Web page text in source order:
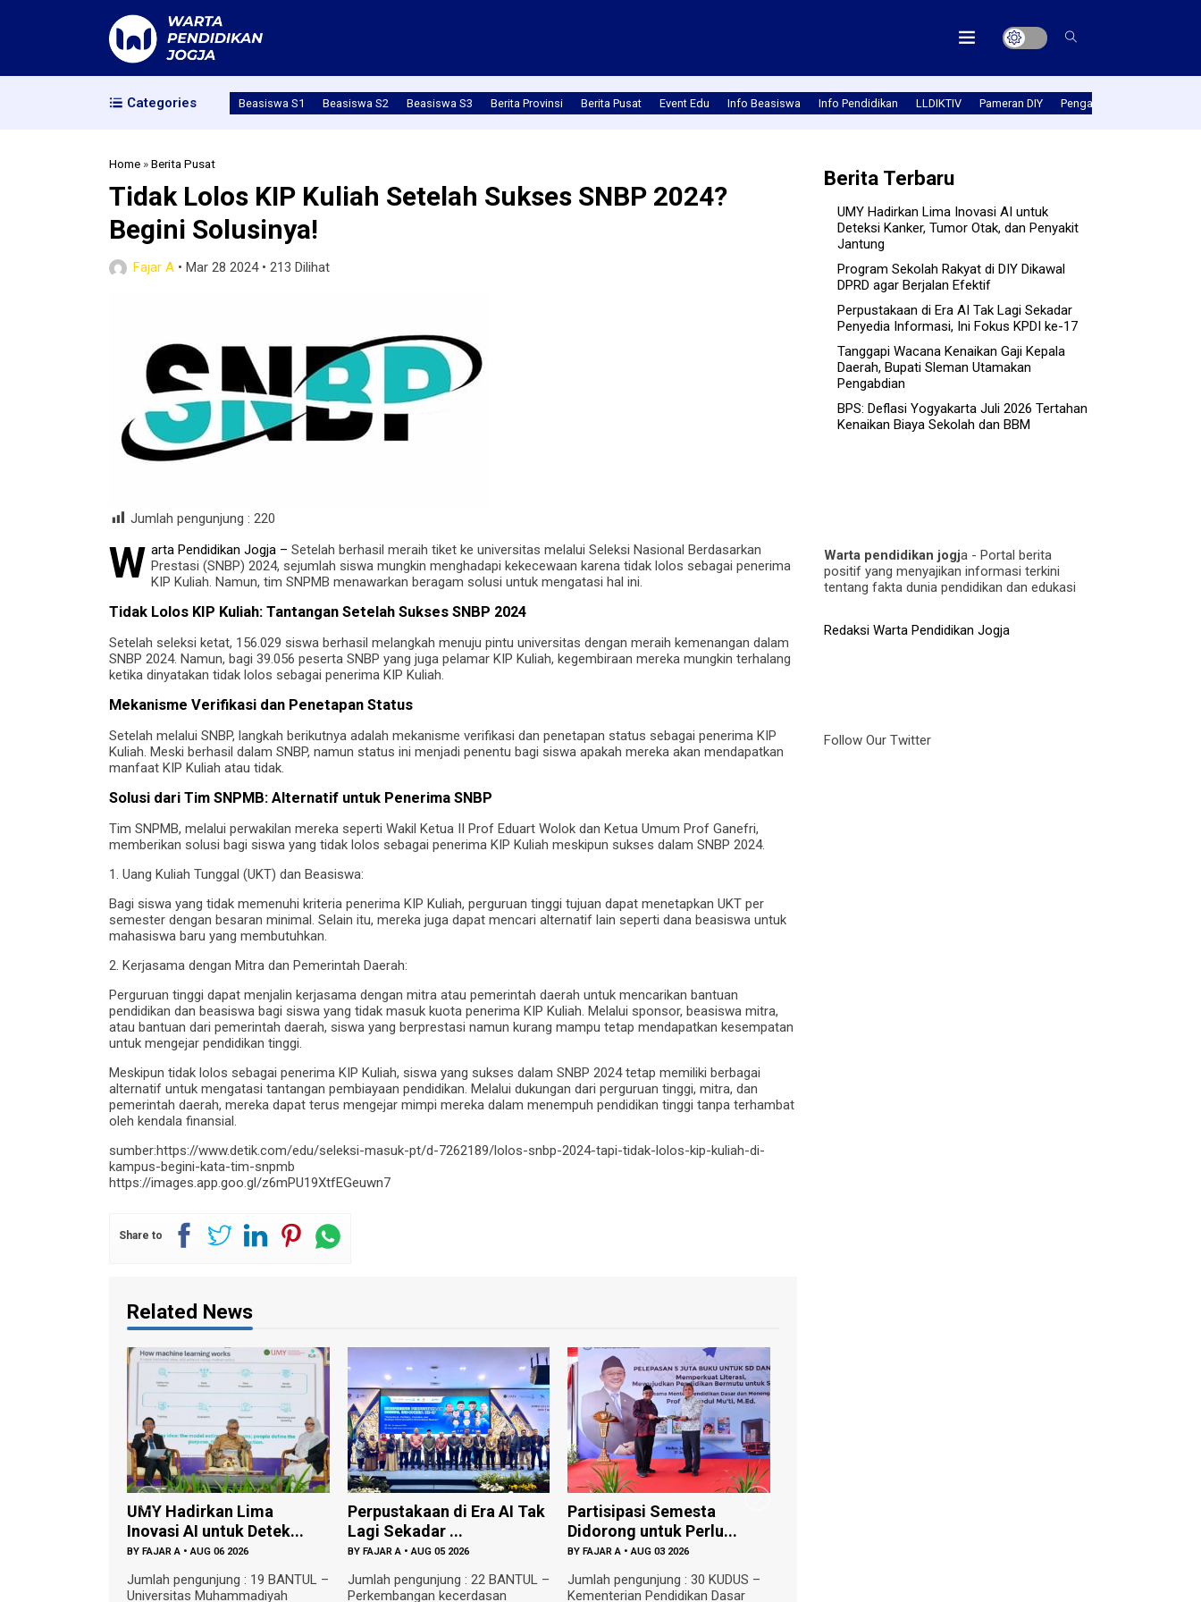
Categories Beasiswa S1 Beasiswa S2 Beasiswa S3 Berita Provinsi Berita Pusat Event Edu Info Beasiswa Info Pendidikan LLDIKTIV Pameran DIY Pengabmas
Home »Berita Pusat
Tidak Lolos KIP Kuliah Setelah Sukses SNBP 2024?
Begini Solusinya!
Fajar A • Mar 28 2024• 213 Dilihat
Jumlah pengunjung : 220
W arta Pendidikan Jogja – Setelah berhasil meraih tiket ke universitas melalui Seleksi Nasional Berdasarkan
Prestasi (SNBP) 2024, sejumlah siswa mungkin menghadapi kekecewaan karena tidak lolos sebagai penerima
KIP Kuliah. Namun, tim SNPMB menawarkan beragam solusi untuk mengatasi hal ini.
Tidak Lolos KIP Kuliah: Tantangan Setelah Sukses SNBP 2024
Setelah seleksi ketat, 156.029 siswa berhasil melangkah menuju pintu universitas dengan meraih kemenangan dalam
SNBP 2024. Namun, bagi 39.056 peserta SNBP yang juga pelamar KIP Kuliah, kegembiraan mereka mungkin terhalang
ketika dinyatakan tidak lolos sebagai penerima KIP Kuliah.
Mekanisme Verifikasi dan Penetapan Status
Setelah melalui SNBP, langkah berikutnya adalah mekanisme verifikasi dan penetapan status sebagai penerima KIP
Kuliah. Meski berhasil dalam SNBP, namun status ini menjadi penentu bagi siswa apakah mereka akan mendapatkan
manfaat KIP Kuliah atau tidak.
Solusi dari Tim SNPMB: Alternatif untuk Penerima SNBP
Tim SNPMB, melalui perwakilan mereka seperti Wakil Ketua II Prof Eduart Wolok dan Ketua Umum Prof Ganefri,
memberikan solusi bagi siswa yang tidak lolos sebagai penerima KIP Kuliah meskipun sukses dalam SNBP 2024.
1. Uang Kuliah Tunggal (UKT) dan Beasiswa:
Bagi siswa yang tidak memenuhi kriteria penerima KIP Kuliah, perguruan tinggi tujuan dapat menetapkan UKT per
semester dengan besaran minimal. Selain itu, mereka juga dapat mencari alternatif lain seperti dana beasiswa untuk
mahasiswa baru yang membutuhkan.
2. Kerjasama dengan Mitra dan Pemerintah Daerah:
Perguruan tinggi dapat menjalin kerjasama dengan mitra atau pemerintah daerah untuk mencarikan bantuan
pendidikan dan beasiswa bagi siswa yang tidak masuk kuota penerima KIP Kuliah. Melalui sponsor, beasiswa mitra,
atau bantuan dari pemerintah daerah, siswa yang berprestasi namun kurang mampu tetap mendapatkan kesempatan
untuk mengejar pendidikan tinggi.
Meskipun tidak lolos sebagai penerima KIP Kuliah, siswa yang sukses dalam SNBP 2024 tetap memiliki berbagai
alternatif untuk mengatasi tantangan pembiayaan pendidikan. Melalui dukungan dari perguruan tinggi, mitra, dan
pemerintah daerah, mereka dapat terus mengejar mimpi mereka dalam menempuh pendidikan tinggi tanpa terhambat
oleh kendala finansial.
sumber:https://www.detik.com/edu/seleksi-masuk-pt/d-7262189/lolos-snbp-2024-tapi-tidak-lolos-kip-kuliah-di-
kampus-begini-kata-tim-snpmb
https://images.app.goo.gl/z6mPU19XtfEGeuwn7
Share to
Related News
UMY Hadirkan Lima
Inovasi AI untuk Detek...
BY FAJAR A •AUG 06 2026
Jumlah pengunjung : 19 BANTUL –
Universitas Muhammadiyah
Perpustakaan di Era AI Tak
Lagi Sekadar ...
BY FAJAR A •AUG 05 2026
Jumlah pengunjung : 22 BANTUL –
Perkembangan kecerdasan
Partisipasi Semesta
Didorong untuk Perlu...
BYFAJAR A •AUG 03 2026
Jumlah pengunjung : 30 KUDUS –
Kementerian Pendidikan Dasar
Berita Terbaru
UMY Hadirkan Lima Inovasi AI untuk
Deteksi Kanker, Tumor Otak, dan Penyakit
Jantung
Program Sekolah Rakyat di DIY Dikawal
DPRD agar Berjalan Efektif
Perpustakaan di Era AI Tak Lagi Sekadar
Penyedia Informasi, Ini Fokus KPDI ke-17
Tanggapi Wacana Kenaikan Gaji Kepala
Daerah, Bupati Sleman Utamakan
Pengabdian
BPS: Deflasi Yogyakarta Juli 2026 Tertahan
Kenaikan Biaya Sekolah dan BBM
Warta pendidikan jogja - Portal berita
positif yang menyajikan informasi terkini
tentang fakta dunia pendidikan dan edukasi
Redaksi Warta Pendidikan Jogja
Follow Our Twitter